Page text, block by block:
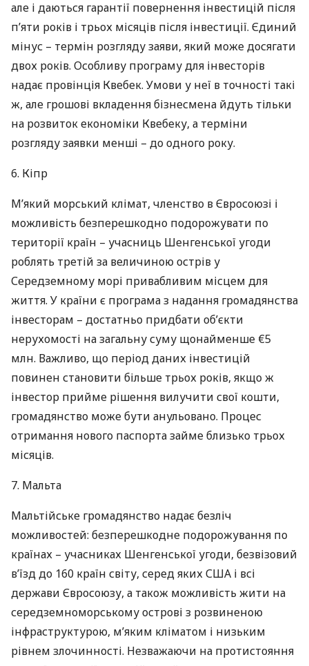
але і даються гарантії повернення інвестицій після
п’яти років і трьох місяців після інвестиції. Єдиний
мінус – термін розгляду заяви, який може досягати
двох років. Особливу програму для інвесторів
надає провінція Квебек. Умови у неї в точності такі
ж, але грошові вкладення бізнесмена йдуть тільки
на розвиток економіки Квебеку, а терміни
розгляду заявки менші – до одного року.
6. Кіпр
М’який морський клімат, членство в Євросоюзі і
можливість безперешкодно подорожувати по
території країн – учасниць Шенгенської угоди
роблять третій за величиною острів у
Середземному морі привабливим місцем для
життя. У країни є програма з надання громадянства
інвесторам – достатньо придбати об’єкти
нерухомості на загальну суму щонайменше €5
млн. Важливо, що період даних інвестицій
повинен становити більше трьох років, якщо ж
інвестор прийме рішення вилучити свої кошти,
громадянство може бути анульовано. Процес
отримання нового паспорта займе близько трьох
місяців.
7. Мальта
Мальтійське громадянство надає безліч
можливостей: безперешкодне подорожування по
країнах – учасниках Шенгенської угоди, безвізовий
в’їзд до 160 країн світу, серед якихСША і всі
держави Євросоюзу, а також можливість жити на
середземноморському острові з розвиненою
інфраструктурою, м’яким кліматом і низьким
рівнем злочинності. Незважаючи на протистояння